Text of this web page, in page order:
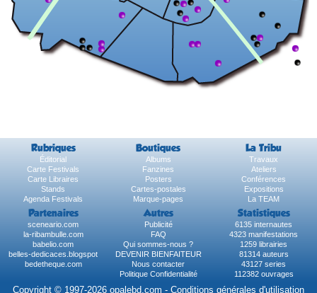
Rubriques Boutiques La Tribu
Éditorial Albums
Travaux
Carte Festivals
Fanzines
Ateliers
Carte Libraires
Posters
Conférences
Stands
Cartes-postales
Expositions
Agenda Festivals
Marque-pages La TEAM
Partenaires Autres Statistiques
sceneario.com Publicité
6135 internautes
la-ribambulle.com
FAQ
4323 manifestations
babelio.com
Qui sommes-nous ?
1259 librairies
belles-dedicaces.blogspot
DEVENIR BIENFAITEUR
81314 auteurs
bedetheque.com
Nous contacter
43127 series
Politique Confidentialité
112382 ouvrages
Copyright © 1997-2026 opalebd.com - Conditions générales d'utilisation